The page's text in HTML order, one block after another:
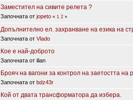
Заместител на сивите релета ?
Започната от jopeto « 1 2»
Допълнително ел. захранване на езика на
Започната от Vlado
Кое е най-доброто
Започната от ilian
Брояч на вагони за контрол на заетостта на
Започната от bdz43r
Кой от двата трансформатора да избера.